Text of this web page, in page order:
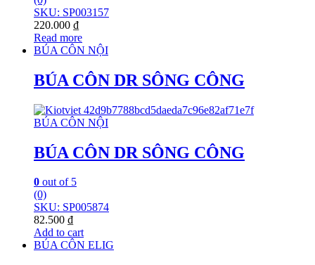
SKU: SP003157
220.000 ₫
Read more
BÚA CÔN NỘI
BÚA CÔN DR SÔNG CÔNG
BÚA CÔN NỘI
BÚA CÔN DR SÔNG CÔNG
0 out of 5
(0)
SKU: SP005874
82.500 ₫
Add to cart
BÚA CÔN ELIG